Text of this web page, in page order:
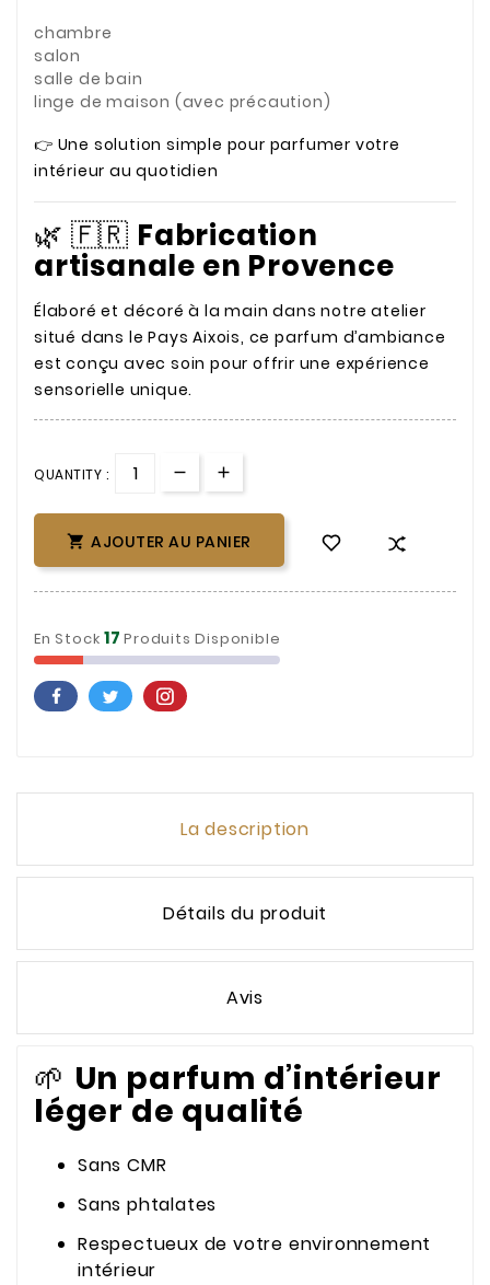
chambre
salon
salle de bain
linge de maison (avec précaution)
👉 Une solution simple pour parfumer votre
intérieur au quotidien
🌿 🇫🇷 Fabrication
artisanale en Provence
Élaboré et décoré à la main dans notre atelier
situé dans le Pays Aixois, ce parfum d’ambiance
est conçu avec soin pour offrir une expérience
sensorielle unique.
QUANTITY :
 AJOUTER AU PANIER
En Stock17Produits Disponible
La description
Détails du produit
Avis
🌱 Un parfum d’intérieur
léger de qualité
Sans CMR
Sans phtalates
Respectueux de votre environnement
intérieur